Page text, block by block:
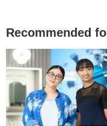
Recommended